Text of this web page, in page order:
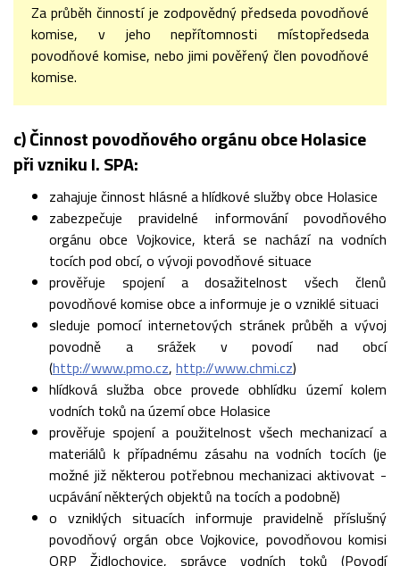
Za průběh činností je zodpovědný předseda povodňové
komise, v jeho nepřítomnosti místopředseda
povodňové komise, nebo jimi pověřený člen povodňové
komise.
c) Činnost povodňového orgánu obce Holasice
při vzniku I. SPA:
zahajuje činnost hlásné a hlídkové služby obce Holasice
zabezpečuje pravidelné informování povodňového
orgánu obce Vojkovice, která se nachází na vodních
tocích pod obcí, o vývoji povodňové situace
prověřuje spojení a dosažitelnost všech členů
povodňové komise obce a informuje je o vzniklé situaci
sleduje pomocí internetových stránek průběh a vývoj
povodně a srážek v povodí nad obcí
(http://www.pmo.cz, http://www.chmi.cz)
hlídková služba obce provede obhlídku území kolem
vodních toků na území obce Holasice
prověřuje spojení a použitelnost všech mechanizací a
materiálů k případnému zásahu na vodních tocích (je
možné již některou potřebnou mechanizaci aktivovat -
ucpávání některých objektů na tocích a podobně)
o vzniklých situacích informuje pravidelně příslušný
povodňový orgán obce Vojkovice, povodňovou komisi
ORP Židlochovice, správce vodních toků (Povodí